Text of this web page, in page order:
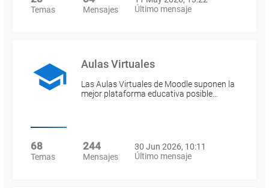
Temas Mensajes
Último mensaje
Aulas Virtuales
Las Aulas Virtuales de Moodle suponen la
mejor plataforma educativa posible…
68
Temas
244
Mensajes
30 Jun 2026, 10:11
Último mensaje